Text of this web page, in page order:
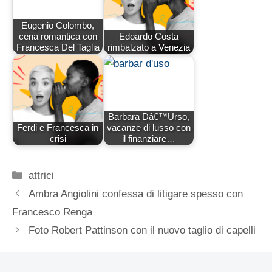
Eugenio Colombo,
cena romantica con
Francesca Del Taglia
Edoardo Costa
rimbalzato a Venezia
Ferdi e Francesca in
crisi
Barbara Dâ€™Urso,
vacanze di lusso con
il finanziare…
Categorie
attrici
Ambra Angiolini confessa di litigare spesso con
Francesco Renga
Foto Robert Pattinson con il nuovo taglio di capelli